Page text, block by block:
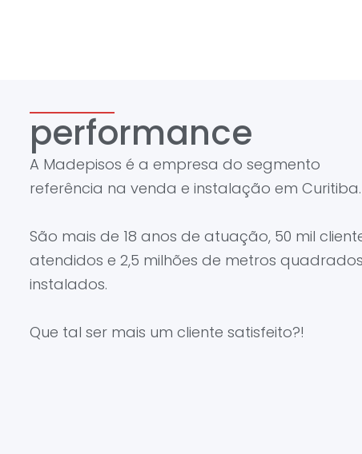
performance
A Madepisos é a empresa do segmento
referência na venda e instalação em Curitiba.
São mais de 18 anos de atuação, 50 mil
atendidos e 2,5 milhões de metros quadrados
instalados.
Que tal ser mais um cliente satisfeito?!